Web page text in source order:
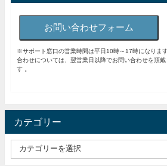
お問い合わせフォーム
※サポート窓口の営業時間は平日10時～17時になりま
合わせについては、翌営業日以降でお問い合わせを頂
す 。
カテゴリー